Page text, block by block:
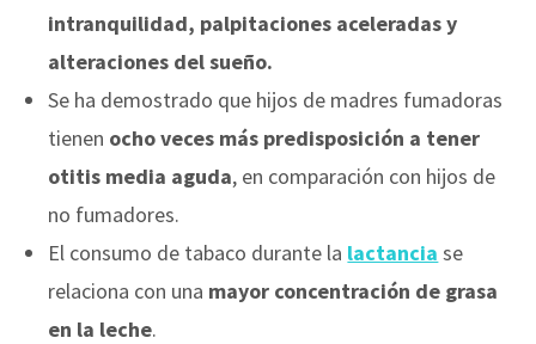
intranquilidad, palpitaciones aceleradas y
alteraciones del sueño.
Se ha demostrado que hijos de madres fumadoras
tienen ocho veces más predisposición a tener
otitis media aguda, en comparación con hijos de
no fumadores.
El consumo de tabaco durante la lactancia se
relaciona con una mayor concentración de grasa
en la leche.